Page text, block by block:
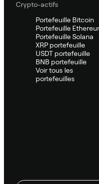
Crypto-actifs
Portefeuille Bitcoin
Portefeuille
Portefeuille Solana
XRP portefeuille
USDT portefeuille
BNB portefeuille
Voir tous les
portefeuilles